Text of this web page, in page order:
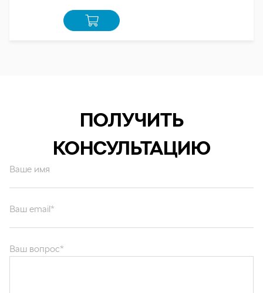
ПОЛУЧИТЬ
КОНСУЛЬТАЦИЮ
Ваше имя
персональных данных